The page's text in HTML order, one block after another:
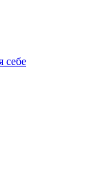
себе